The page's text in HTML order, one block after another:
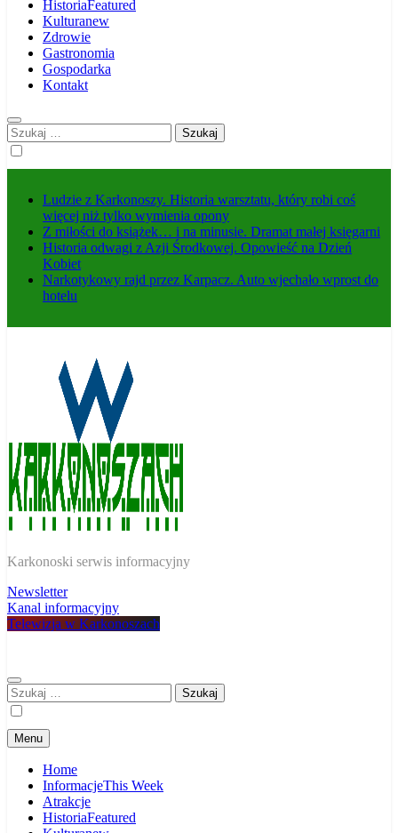
HistoriaFeatured
Kulturanew
Zdrowie
Gastronomia
Gospodarka
Kontakt
Szukaj:
Ludzie z Karkonoszy. Historia warsztatu, który robi coś
więcej niż tylko wymienia opony
Z miłości do książek… i na minusie. Dramat małej księgarni
Historia odwagi z Azji Środkowej. Opowieść na Dzień
Kobiet
Narkotykowy rajd przez Karpacz. Auto wjechało wprost do
hotelu
W Karkonoszach
Karkonoski serwis informacyjny
Newsletter
Kanal informacyjny
Telewizja w Karkonoszach
Szukaj:
Menu
Home
InformacjeThis Week
Atrakcje
HistoriaFeatured